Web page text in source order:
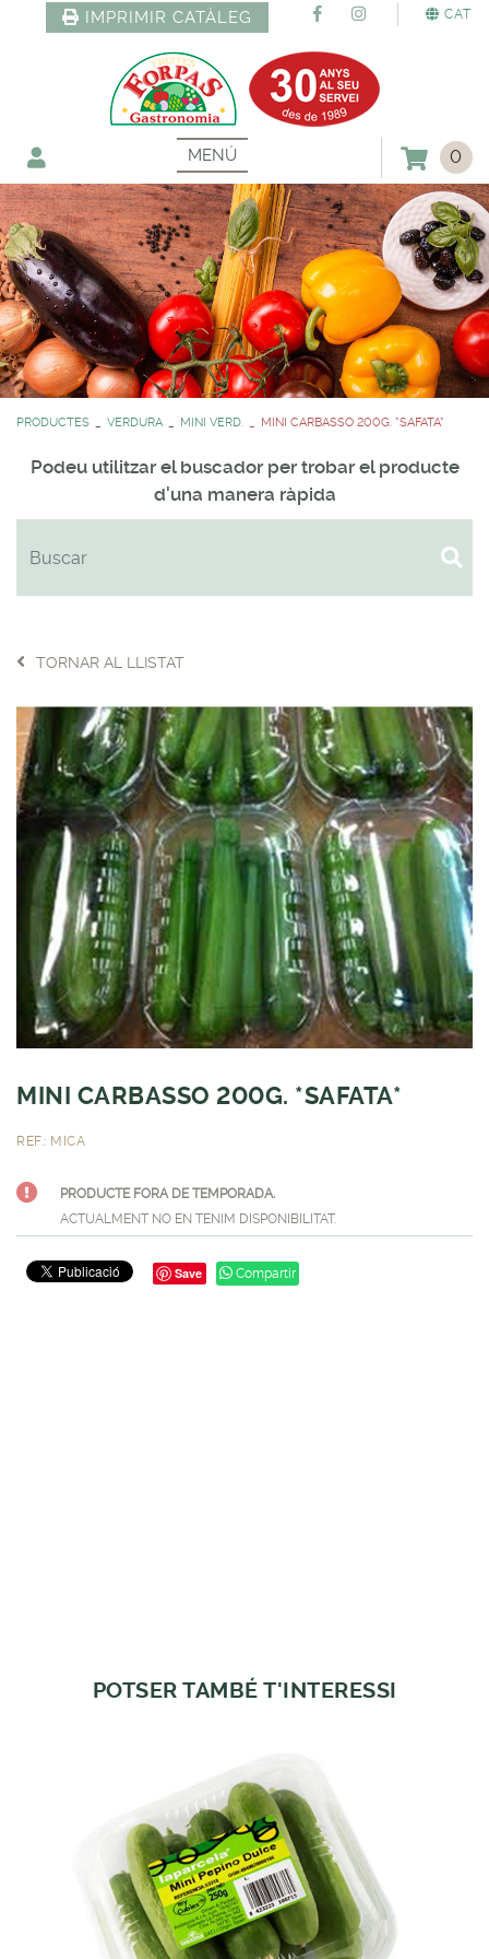
CAT
IMPRIMIR CATÀLEG
MENÚ 0
PRODUCTES VERDURA MINI VERD. MINI CARBASSO 200G. *SAFATA*
Podeu utilitzar el buscador per trobar el producte
d'una manera ràpida
TORNAR AL LLISTAT
MINI CARBASSO 200G. *SAFATA*
REF.: MICA
PRODUCTE FORA DE TEMPORADA.
ACTUALMENT NO EN TENIM DISPONIBILITAT.
Save Compartir
POTSER TAMBÉ T'INTERESSI